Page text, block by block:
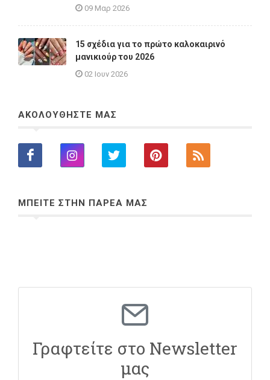
09 Μαρ 2026
15 σχέδια για το πρώτο καλοκαιρινό
μανικιούρ του 2026
02 Ιουν 2026
ΑΚΟΛΟΥΘΗΣΤΕ ΜΑΣ
ΜΠΕΙΤΕ ΣΤΗΝ ΠΑΡΕΑ ΜΑΣ
Γραφτείτε στο Newsletter
μας